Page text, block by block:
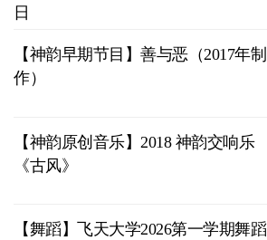
日
【神韵早期节目】善与恶（2017年制
作）
【神韵原创音乐】2018 神韵交响乐
《古风》
【舞蹈】飞天大学2026第一学期舞蹈